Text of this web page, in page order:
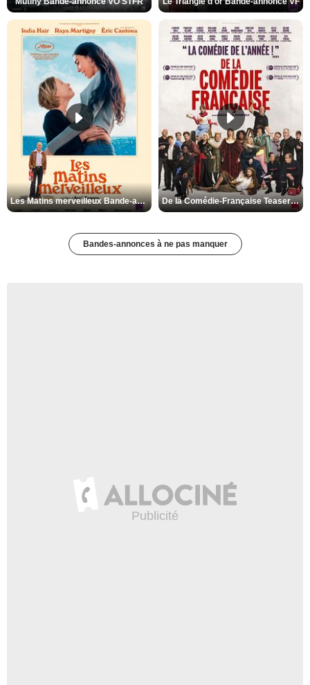
Les Matins merveilleux Bande-annonce VF De la Comédie-Française Teaser VF
Bandes-annonces à ne pas manquer